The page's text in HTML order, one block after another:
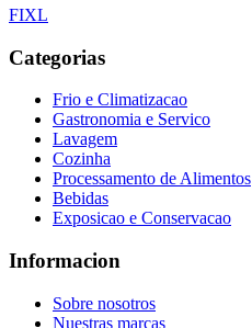
FIXL
Categorias
Frio e Climatizacao
Gastronomia e Servico
Lavagem
Cozinha
Processamento de Alimentos
Bebidas
Exposicao e Conservacao
Informacion
Sobre nosotros
Nuestras marcas